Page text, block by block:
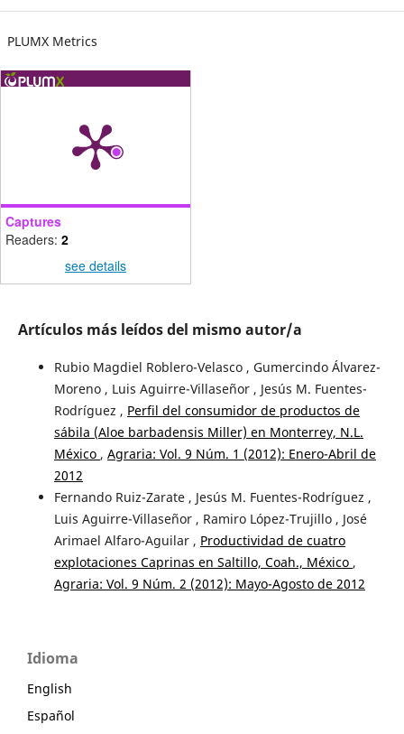
PLUMX Metrics
Captures
Readers: 2
see details
Artículos más leídos del mismo autor/a
Rubio Magdiel Roblero-Velasco , Gumercindo Álvarez-
Moreno , Luis Aguirre-Villaseñor , Jesús M. Fuentes-
Rodríguez , Perfil del consumidor de productos de
sábila (Aloe barbadensis Miller) en Monterrey, N.L.
México , Agraria: Vol. 9 Núm. 1 (2012): Enero-Abril de
2012
Fernando Ruiz-Zarate , Jesús M. Fuentes-Rodríguez ,
Luis Aguirre-Villaseñor , Ramiro López-Trujillo , José
Arimael Alfaro-Aguilar , Productividad de cuatro
explotaciones Caprinas en Saltillo, Coah., México ,
Agraria: Vol. 9 Núm. 2 (2012): Mayo-Agosto de 2012
Idioma
English
Español